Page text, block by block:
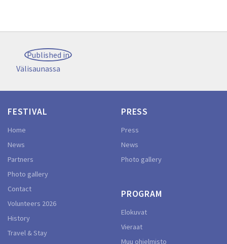
Post
navigation
Published in
Välisaunassa
FESTIVAL
Home
News
Partners
Photo gallery
Contact
Volunteers 2026
History
Travel & Stay
PRESS
Press
News
Photo gallery
PROGRAM
Elokuvat
Vieraat
Muu ohjelmisto